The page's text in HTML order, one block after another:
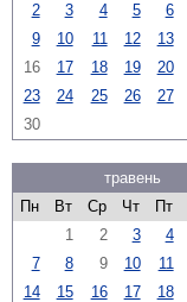
2
3 4 5 6
9
10 11 12 13
16
17 18 19 20
23
24 25 26 27
30
травень
Пн
Вт Ср Чт Пт
1
2 3 4
7
8 9 10 11
14
15 16 17 18